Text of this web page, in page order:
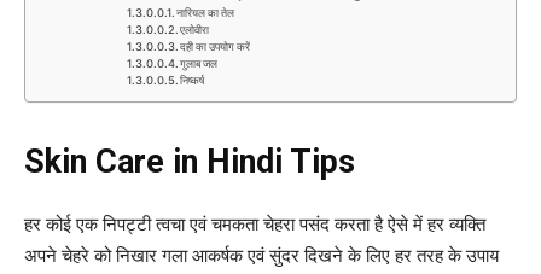
नारियल का तेल
एलोवीरा
दही का उपयोग करें
गुलाब जल
निष्कर्ष
Skin Care in Hindi Tips
हर कोई एक निपट्टी त्वचा एवं चमकता चेहरा पसंद करता है ऐसे में हर व्यक्ति
अपने चेहरे को निखार गला आकर्षक एवं सुंदर दिखने के लिए हर तरह के उपाय